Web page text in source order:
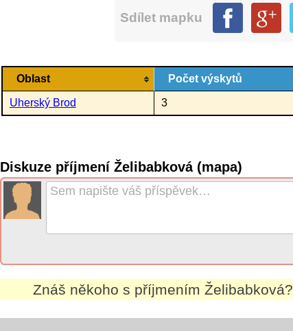
Sdílet mapku
Oblast Počet výskytů
Uherský Brod 3
Diskuze příjmení Želibabková (mapa)
Znáš někoho s příjmenímŽelibabková?